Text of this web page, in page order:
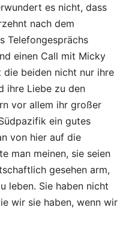
es nicht, dass
nach dem
Telefongesprächs
einen Call mit Micky
die beiden nicht nur ihre
ihre Liebe zu den
vor allem ihr großer
ein gutes
von hier auf die
man meinen, sie seien
gesehen arm,
leben. Sie haben nicht
wir sie haben, wenn wir